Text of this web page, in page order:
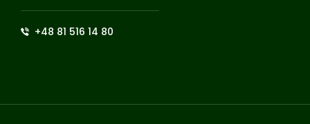
+48 81 516 14 80